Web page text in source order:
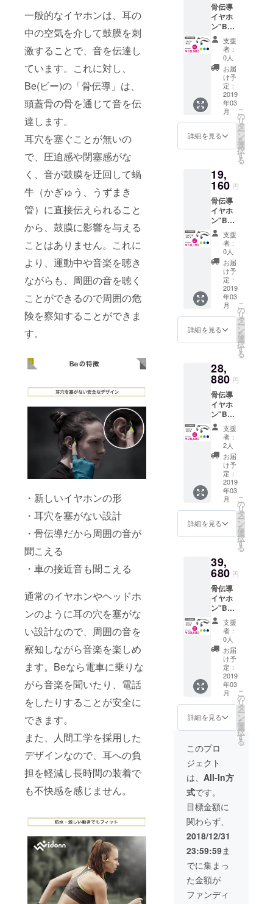
一般的なイヤホンは、耳の
中の空気を介して鼓膜を刺
激することで、音を伝達し
ています。これに対し、
Be(ビー)の「骨伝導」は、
頭蓋骨の骨を通じて音を伝
達します。
耳穴を塞ぐことが無いの
で、圧迫感や閉塞感がな
く、音が鼓膜を迂回して蝸
牛（かぎゅう、うずまき
管）に直接伝えられること
から、鼓膜に影響を与える
ことはありません。これに
より、運動中や音楽を聴き
ながらも、周囲の音を聴く
ことができるので周囲の危
険を察知することができま
す。
・新しいイヤホンの形
・耳穴を塞がない設計
・骨伝導だから周囲の音が
聞こえる
・車の接近音も聞こえる
通常のイヤホンやヘッドホ
ンのように耳の穴を塞がな
い設計なので、周囲の音を
察知しながら音楽を楽しめ
ます。Beなら電車に乗りな
がら音楽を聞いたり、電話
をしたりすることが安全に
できます。
また、人間工学を採用した
デザインなので、耳への負
担を軽減し長時間の装着で
も不快感を感じません。
骨伝導
イヤホ
ン"Be"
×1 商品
代金
17280
円
(20%off
)+送料
800円
＊プル
ダウン
にてカ
ラーを
お選び
くださ
支援
者：
0人
お届
け予
定：
2019
年03
月
詳細を見る
こ
の
リ
タ
ー
ン
を
選
択
す
る
19,
160 円
骨伝導
イヤホ
ン"Be"
×1 商品
代金
18360
円
(15%off
)+送料
800円
＊プル
ダウン
にてカ
ラーを
お選び
くださ
支援
者：
0人
お届
け予
定：
2019
年03
月
詳細を見る
こ
の
リ
タ
ー
ン
を
選
択
す
る
28,
880 円
骨伝導
イヤホ
ン"Be"
×2 商品
代金
28080
円
(35%off
)+送料
800円
＊プル
ダウン
にてカ
ラーを
お選び
くださ
支援
者：
2人
お届
け予
定：
2019
年03
月
詳細を見る
こ
の
リ
タ
ー
ン
を
選
択
す
る
39,
680 円
骨伝導
イヤホ
ン"Be"
×3 商品
代金
38880
円
(30%off
)+送料
800円
＊プル
ダウン
にてカ
ラーを
お選び
くださ
い
支援
者：
0人
お届
け予
定：
2019
年03
月
詳細を見る
こ
の
リ
タ
ー
ン
を
選
択
す
る
このプロ
ジェクト
は、 All-In方
式です。
目標金額に
関わらず、
2018/12/31
23:59:59ま
でに集まっ
た金額が
ファンディ